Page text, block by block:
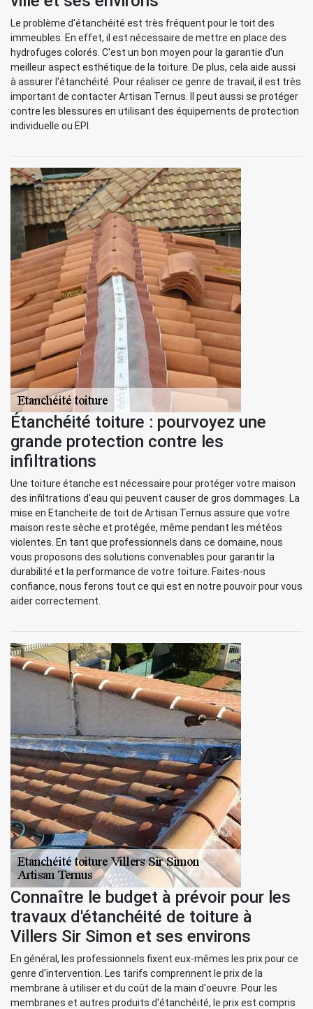
Le problème d'étanchéité est très fréquent pour le toit des
immeubles. En effet, il est nécessaire de mettre en place des
hydrofuges colorés. C'est un bon moyen pour la garantie d'un
meilleur aspect esthétique de la toiture. De plus, cela aide aussi
à assurer l'étanchéité. Pour réaliser ce genre de travail, il est très
important de contacter Artisan Ternus. Il peut aussi se protéger
contre les blessures en utilisant des équipements de protection
individuelle ou EPI.
Étanchéité toiture : pourvoyez une
grande protection contre les
infiltrations
Une toiture étanche est nécessaire pour protéger votre maison
des infiltrations d'eau qui peuvent causer de gros dommages. La
mise en Etancheite de toit de Artisan Ternus assure que votre
maison reste sèche et protégée, même pendant les météos
violentes. En tant que professionnels dans ce domaine, nous
vous proposons des solutions convenables pour garantir la
durabilité et la performance de votre toiture. Faites-nous
confiance, nous ferons tout ce qui est en notre pouvoir pour vous
aider correctement.
Connaître le budget à prévoir pour les
travaux d'étanchéité de toiture à
Villers Sir Simon et ses environs
En général, les professionnels fixent eux-mêmes les prix pour ce
genre d'intervention. Les tarifs comprennent le prix de la
membrane à utiliser et du coût de la main d'oeuvre. Pour les
membranes et autres produits d'étanchéité, le prix est compris